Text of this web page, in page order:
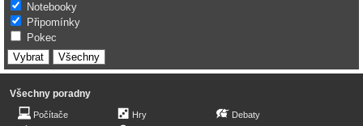
Notebooky
Připomínky
Pokec
Všechny poradny
Počítače Hry Debaty